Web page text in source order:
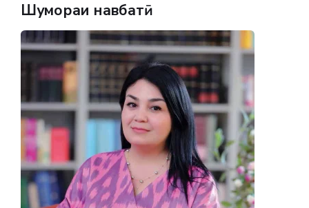
Шумораи навбатӣ